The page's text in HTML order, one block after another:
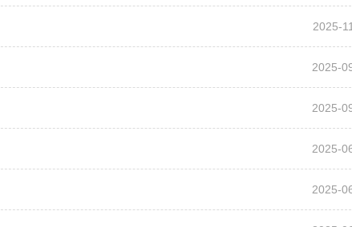
2025-
2025-
2025-
2025-
2025-